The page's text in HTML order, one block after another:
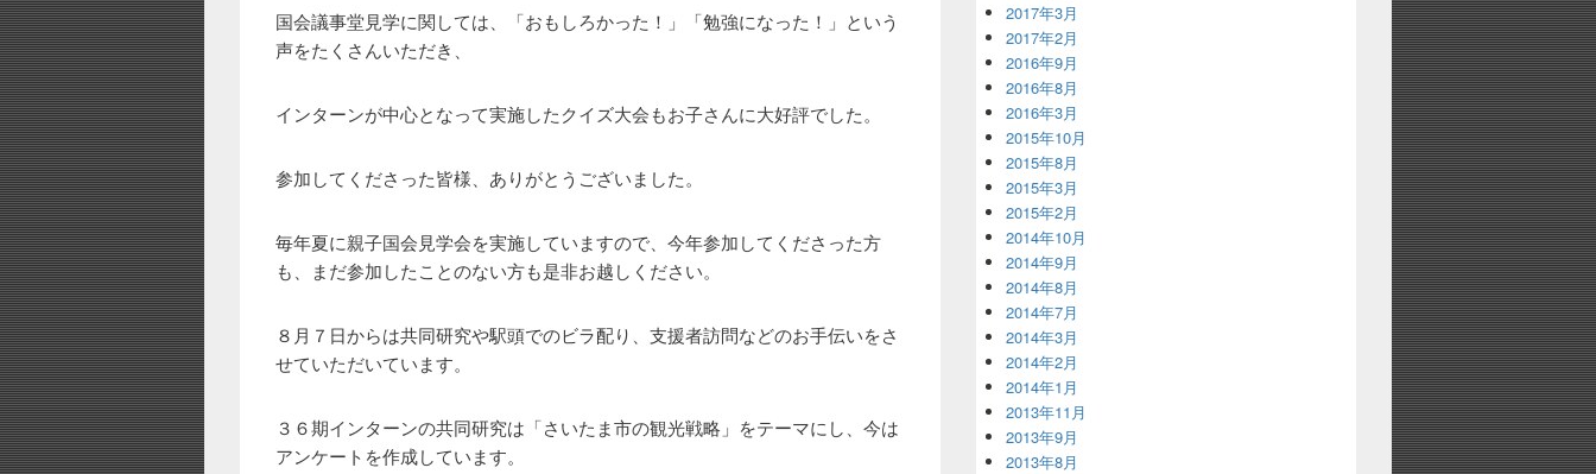
国会議事堂見学に関しては、「おもしろかった！」「勉強になった！」という
声をたくさんいただき、
インターンが中心となって実施したクイズ大会もお子さんに大好評でした。
参加してくださった皆様、ありがとうございました。
毎年夏に親子国会見学会を実施していますので、今年参加してくださった方
も、まだ参加したことのない方も是非お越しください。
８月７日からは共同研究や駅頭でのビラ配り、支援者訪問などのお手伝いをさ
せていただいています。
３６期インターンの共同研究は「さいたま市の観光戦略」をテーマにし、今は
アンケートを作成しています。
2017年3月
2017年2月
2016年9月
2016年8月
2016年3月
2015年10月
2015年8月
2015年3月
2015年2月
2014年10月
2014年9月
2014年8月
2014年7月
2014年3月
2014年2月
2014年1月
2013年11月
2013年9月
2013年8月